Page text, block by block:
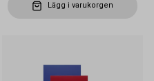
Lägg i varukorgen